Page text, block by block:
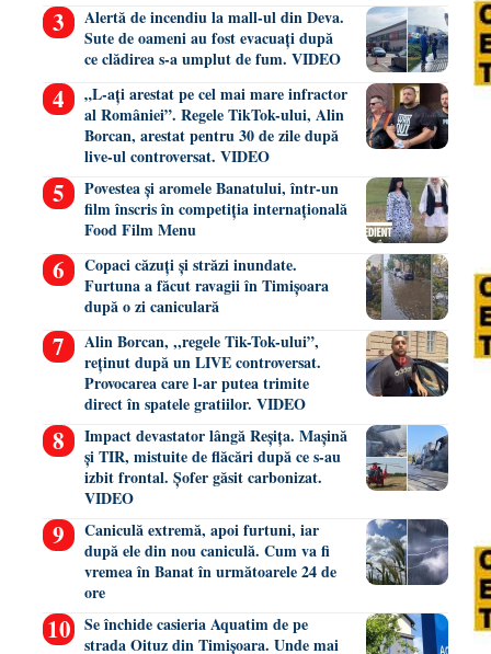
Alertă de incendiu la mall-ul din Deva.
Sute de oameni au fost evacuați după
ce clădirea s-a umplut de fum. VIDEO
„L-ați arestat pe cel mai mare infractor
al României”. Regele TikTok-ului, Alin
Borcan, arestat pentru 30 de zile după
live-ul controversat. VIDEO
Povestea și aromele Banatului, într-un
film înscris în competiția internațională
Food Film Menu
Copaci căzuți și străzi inundate.
Furtuna a făcut ravagii în Timișoara
după o zi caniculară
Alin Borcan, ,,regele Tik-Tok-ului”,
reținut după un LIVE controversat.
Provocarea care l-ar putea trimite
direct în spatele gratiilor. VIDEO
Impact devastator lângă Reșița. Mașină
și TIR, mistuite de flăcări după ce s-au
izbit frontal. Șofer găsit carbonizat.
VIDEO
Caniculă extremă, apoi furtuni, iar
după ele din nou caniculă. Cum va fi
vremea în Banat în următoarele 24 de
ore
Se închide casieria Aquatim de pe
strada Oituz din Timișoara. Unde mai